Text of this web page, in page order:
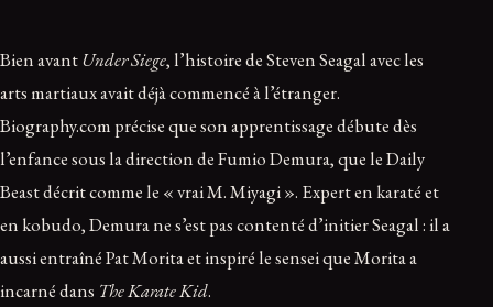
Bien avantUnder Siege, l’histoire de Steven Seagal avec les
arts martiaux avait déjà commencé à l’étranger.
Biography.com précise que son apprentissage débute dès
l’enfance sous la direction de Fumio Demura, que le Daily
Beast décrit comme le « vrai M. Miyagi ». Expert en karaté et
en kobudo, Demura ne s’est pas contenté d’initier Seagal : il a
aussi entraîné Pat Morita et inspiré le sensei que Morita a
incarné dans The Karate Kid.